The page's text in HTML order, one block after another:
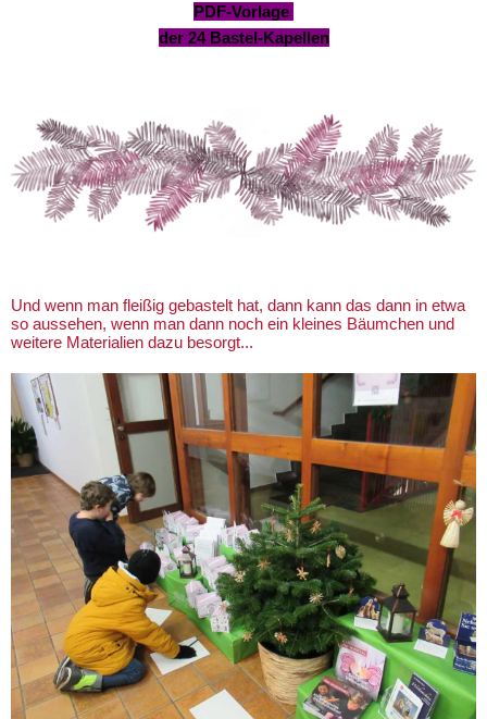
PDF-Vorlage
der 24 Bastel-Kapellen
Und wenn man fleißig gebastelt hat, dann kann das dann in etwa
so aussehen, wenn man dann noch ein kleines Bäumchen und
weitere Materialien dazu besorgt...